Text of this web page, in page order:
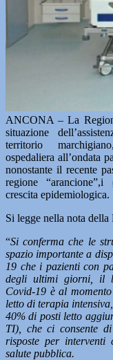
ANCONA – La
situazione
territorio
ospedaliera all’ondata
nonostante il recente
regione “arancione”,i
crescita epidemiologica.
Si legge nella nota della
“Si conferma che le
spazio importante a
19 che i pazienti con
degli ultimi giorni, il
Covid-19 è al
letto di terapia
40% di posti letto
TI), che ci consente
risposte per interventi
salute pubblica.